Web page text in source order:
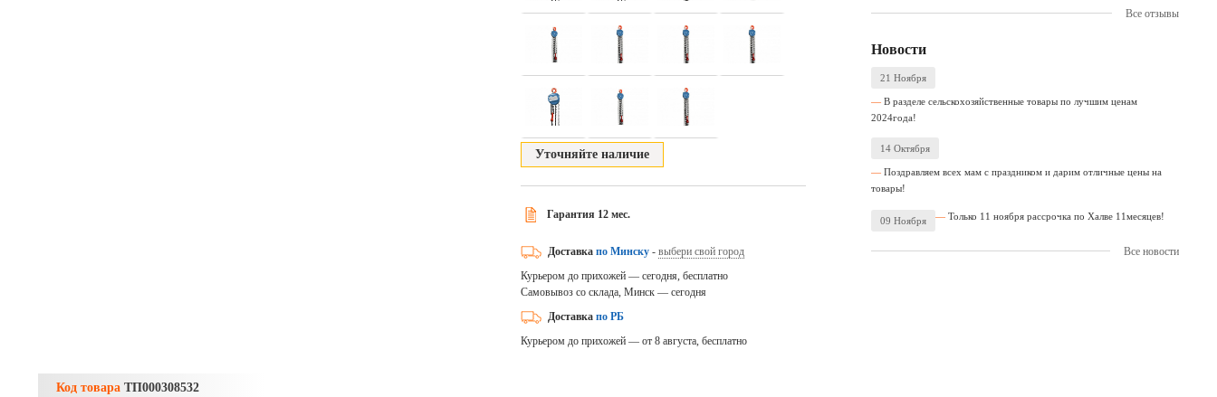
Уточняйте наличие
Гарантия 12 мес.
Доставка по Минску- выбери свой город
Курьером до прихожей — сегодня, бесплатно
Самовывоз со склада, Минск — сегодня
Доставка по РБ
Курьером до прихожей — от 8 августа, бесплатно
Код товара ТП000308532
Все отзывы
Новости
21 Ноября
В разделе сельскохозяйственные товары по лучшим ценам
2024года!
14 Октября
Поздравляем всех мам с праздником и дарим отличные цены на
товары!
09 Ноября Только 11 ноября рассрочка по Халве 11месяцев!
Все новости